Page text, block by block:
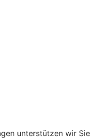
unterstützen wir